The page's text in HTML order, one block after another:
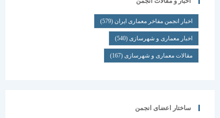
اخبار انجمن مفاخر معماری ایران (579)
اخبار معماری و شهرسازی(540)
مقالات معماری و شهرسازی(167)
ساختار اعضای انجمن